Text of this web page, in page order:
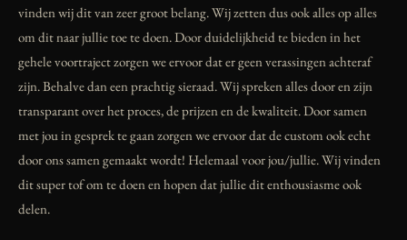
vinden wij dit van zeer groot belang. Wij zetten dus ook alles op alles
om dit naar jullie toe te doen. Door duidelijkheid te bieden in het
gehele voortraject zorgen we ervoor dat er geen verassingen achteraf
zijn. Behalve dan een prachtig sieraad. Wij spreken alles door en zijn
transparant over het proces, de prijzen en de kwaliteit. Door samen
met jou in gesprek te gaan zorgen we ervoor dat de custom ook echt
door ons samen gemaakt wordt! Helemaal voor jou/jullie. Wij vinden
dit super tof om te doen en hopen dat jullie dit enthousiasme ook
delen.